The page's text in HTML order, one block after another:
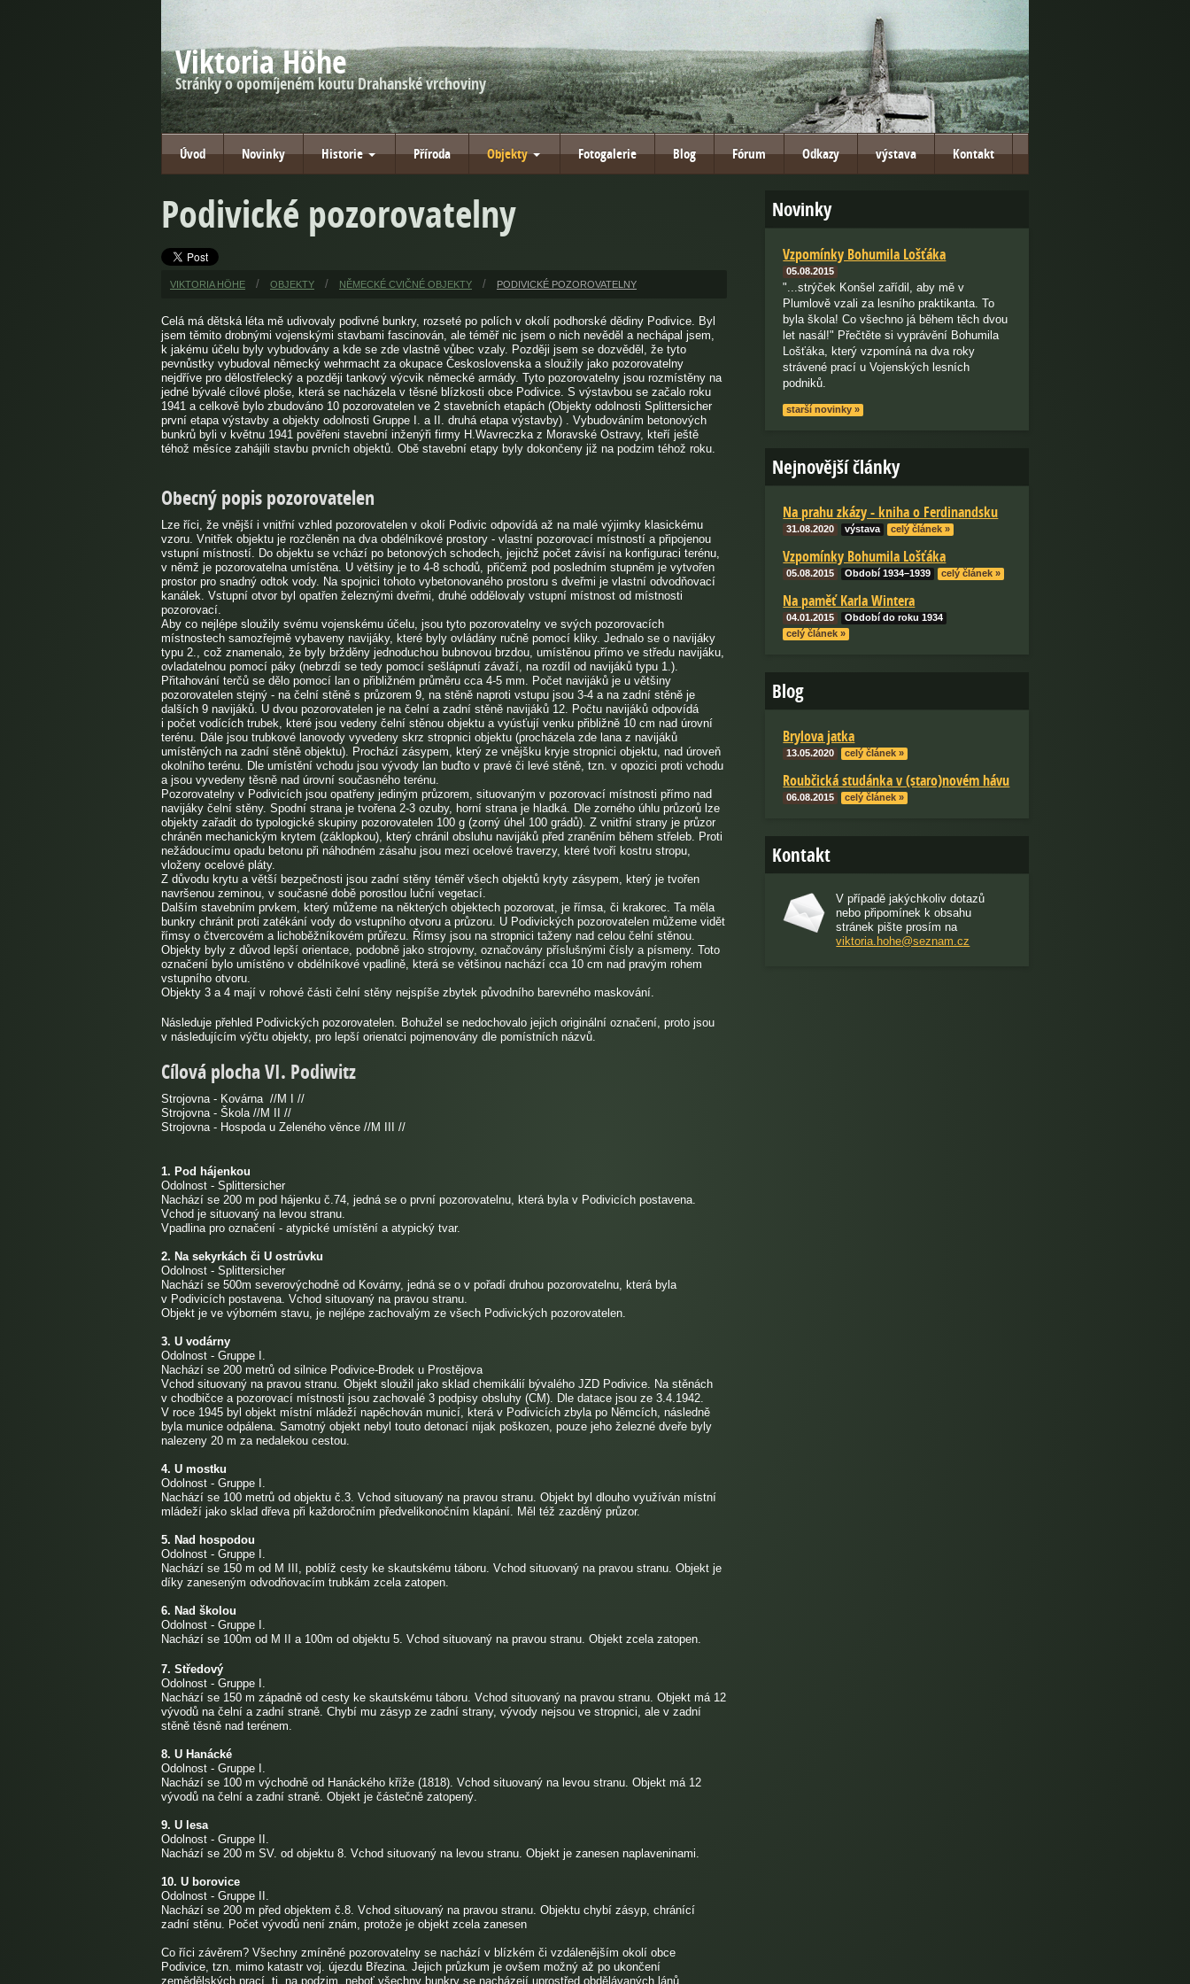
Viktoria Höhe
Stránky o opomíjeném koutu Drahanské vrchoviny
Úvod Novinky Historie Příroda Objekty Fotogalerie Blog Fórum Odkazy výstava Kontakt
Podivické pozorovatelny
VIKTORIA HÖHE OBJEKTY NĚMECKÉ CVIČNÉ OBJEKTY PODIVICKÉ POZOROVATELNY
Celá má dětská léta mě udivovaly podivné bunkry, rozseté po polích v okolí podhorské dědiny Podivice. Byl
jsem těmito drobnými vojenskými stavbami fascinován, ale téměř nic jsem o nich nevěděl a nechápal jsem,
k jakému účelu byly vybudovány a kde se zde vlastně vůbec vzaly. Později jsem se dozvěděl, že tyto
pevnůstky vybudoval německý wehrmacht za okupace Československa a sloužily jako pozorovatelny
nejdříve pro dělostřelecký a později tankový výcvik německé armády. Tyto pozorovatelny jsou rozmístěny na
jedné bývalé cílové ploše, která se nacházela v těsné blízkosti obce Podivice. S výstavbou se začalo roku
1941 a celkově bylo zbudováno 10 pozorovatelen ve 2 stavebních etapách (Objekty odolnosti Splittersicher
první etapa výstavby a objekty odolnosti Gruppe I. a II. druhá etapa výstavby) . Vybudováním betonových
bunkrů byli v květnu 1941 pověřeni stavební inženýři firmy H.Wavreczka z Moravské Ostravy, kteří ještě
téhož měsíce zahájili stavbu prvních objektů. Obě stavební etapy byly dokončeny již na podzim téhož roku.
Obecný popis pozorovatelen
Lze říci, že vnější i vnitřní vzhled pozorovatelen v okolí Podivic odpovídá až na malé výjimky klasickému
vzoru. Vnitřek objektu je rozčleněn na dva obdélníkové prostory - vlastní pozorovací místností a připojenou
vstupní místností. Do objektu se vchází po betonových schodech, jejichž počet závisí na konfiguraci terénu,
v němž je pozorovatelna umístěna. U většiny je to 4-8 schodů, přičemž pod posledním stupněm je vytvořen
prostor pro snadný odtok vody. Na spojnici tohoto vybetonovaného prostoru s dveřmi je vlastní odvodňovací
kanálek. Vstupní otvor byl opatřen železnými dveřmi, druhé oddělovaly vstupní místnost od místnosti
pozorovací.
Aby co nejlépe sloužily svému vojenskému účelu, jsou tyto pozorovatelny ve svých pozorovacích
místnostech samozřejmě vybaveny navijáky, které byly ovládány ručně pomocí kliky. Jednalo se o navijáky
typu 2., což znamenalo, že byly bržděny jednoduchou bubnovou brzdou, umístěnou přímo ve středu navijáku,
ovladatelnou pomocí páky (nebrzdí se tedy pomocí sešlápnutí závaží, na rozdíl od navijáků typu 1.).
Přitahování terčů se dělo pomocí lan o přibližném průměru cca 4-5 mm. Počet navijáků je u většiny
pozorovatelen stejný - na čelní stěně s průzorem 9, na stěně naproti vstupu jsou 3-4 a na zadní stěně je
dalších 9 navijáků. U dvou pozorovatelen je na čelní a zadní stěně navijáků 12. Počtu navijáků odpovídá
i počet vodících trubek, které jsou vedeny čelní stěnou objektu a vyúsťují venku přibližně 10 cm nad úrovní
terénu. Dále jsou trubkové lanovody vyvedeny skrz stropnici objektu (procházela zde lana z navijáků
umístěných na zadní stěně objektu). Prochází zásypem, který ze vnějšku kryje stropnici objektu, nad úroveň
okolního terénu. Dle umístění vchodu jsou vývody lan buďto v pravé či levé stěně, tzn. v opozici proti vchodu
a jsou vyvedeny těsně nad úrovní současného terénu.
Pozorovatelny v Podivicích jsou opatřeny jediným průzorem, situovaným v pozorovací místnosti přímo nad
navijáky čelní stěny. Spodní strana je tvořena 2-3 ozuby, horní strana je hladká. Dle zorného úhlu průzorů lze
objekty zařadit do typologické skupiny pozorovatelen 100 g (zorný úhel 100 grádů). Z vnitřní strany je průzor
chráněn mechanickým krytem (záklopkou), který chránil obsluhu navijáků před zraněním během střeleb. Proti
nežádoucímu opadu betonu při náhodném zásahu jsou mezi ocelové traverzy, které tvoří kostru stropu,
vloženy ocelové pláty.
Z důvodu krytu a větší bezpečnosti jsou zadní stěny téměř všech objektů kryty zásypem, který je tvořen
navršenou zeminou, v současné době porostlou luční vegetací.
Dalším stavebním prvkem, který můžeme na některých objektech pozorovat, je římsa, či krakorec. Ta měla
bunkry chránit proti zatékání vody do vstupního otvoru a průzoru. U Podivických pozorovatelen můžeme vidět
římsy o čtvercovém a lichoběžníkovém průřezu. Římsy jsou na stropnici taženy nad celou čelní stěnou.
Objekty byly z důvod lepší orientace, podobně jako strojovny, označovány příslušnými čísly a písmeny. Toto
označení bylo umístěno v obdélníkové vpadlině, která se většinou nachází cca 10 cm nad pravým rohem
vstupního otvoru.
Objekty 3 a 4 mají v rohové části čelní stěny nejspíše zbytek původního barevného maskování.
Následuje přehled Podivických pozorovatelen. Bohužel se nedochovalo jejich originální označení, proto jsou
v následujícím výčtu objekty, pro lepší orienatci pojmenovány dle pomístních názvů.
Cílová plocha VI. Podiwitz
Strojovna - Kovárna //M I //
Strojovna - Škola //M II //
Strojovna - Hospoda u Zeleného věnce //M III //
1. Pod hájenkou
Odolnost - Splittersicher
Nachází se 200 m pod hájenku č.74, jedná se o první pozorovatelnu, která byla v Podivicích postavena.
Vchod je situovaný na levou stranu.
Vpadlina pro označení - atypické umístění a atypický tvar.
2. Na sekyrkách či U ostrůvku
Odolnost - Splittersicher
Nachází se 500m severovýchodně od Kovárny, jedná se o v pořadí druhou pozorovatelnu, která byla
v Podivicích postavena. Vchod situovaný na pravou stranu.
Objekt je ve výborném stavu, je nejlépe zachovalým ze všech Podivických pozorovatelen.
3. U vodárny
Odolnost - Gruppe I.
Nachází se 200 metrů od silnice Podivice-Brodek u Prostějova
Vchod situovaný na pravou stranu. Objekt sloužil jako sklad chemikálií bývalého JZD Podivice. Na stěnách
v chodbičce a pozorovací místnosti jsou zachovalé 3 podpisy obsluhy (CM). Dle datace jsou ze 3.4.1942.
V roce 1945 byl objekt místní mládeží napěchován municí, která v Podivicích zbyla po Němcích, následně
byla munice odpálena. Samotný objekt nebyl touto detonací nijak poškozen, pouze jeho železné dveře byly
nalezeny 20 m za nedalekou cestou.
4. U mostku
Odolnost - Gruppe I.
Nachází se 100 metrů od objektu č.3. Vchod situovaný na pravou stranu. Objekt byl dlouho využíván místní
mládeží jako sklad dřeva při každoročním předvelikonočním klapání. Měl též zazděný průzor.
5. Nad hospodou
Odolnost - Gruppe I.
Nachází se 150 m od M III, poblíž cesty ke skautskému táboru. Vchod situovaný na pravou stranu. Objekt je
díky zaneseným odvodňovacím trubkám zcela zatopen.
6. Nad školou
Odolnost - Gruppe I.
Nachází se 100m od M II a 100m od objektu 5. Vchod situovaný na pravou stranu. Objekt zcela zatopen.
7. Středový
Odolnost - Gruppe I.
Nachází se 150 m západně od cesty ke skautskému táboru. Vchod situovaný na pravou stranu. Objekt má 12
vývodů na čelní a zadní straně. Chybí mu zásyp ze zadní strany, vývody nejsou ve stropnici, ale v zadní
stěně těsně nad terénem.
8. U Hanácké
Odolnost - Gruppe I.
Nachází se 100 m východně od Hanáckého kříže (1818). Vchod situovaný na levou stranu. Objekt má 12
vývodů na čelní a zadní straně. Objekt je částečně zatopený.
9. U lesa
Odolnost - Gruppe II.
Nachází se 200 m SV. od objektu 8. Vchod situovaný na levou stranu. Objekt je zanesen naplaveninami.
10. U borovice
Odolnost - Gruppe II.
Nachází se 200 m před objektem č.8. Vchod situovaný na pravou stranu. Objektu chybí zásyp, chránící
zadní stěnu. Počet vývodů není znám, protože je objekt zcela zanesen
Co říci závěrem? Všechny zmíněné pozorovatelny se nachází v blízkém či vzdálenějším okolí obce
Podivice, tzn. mimo katastr voj. újezdu Březina. Jejich průzkum je ovšem možný až po ukončení
zemědělských prací, tj. na podzim, neboť všechny bunkry se nacházejí uprostřed obdělávaných lánů.
Novinky
Vzpomínky Bohumila Lošťáka
05.08.2015
"...strýček Konšel zařídil, aby mě v
Plumlově vzali za lesního praktikanta. To
byla škola! Co všechno já během těch dvou
let nasál!" Přečtěte si vyprávění Bohumila
Lošťáka, který vzpomíná na dva roky
strávené prací u Vojenských lesních
podniků.
starší novinky »
Nejnovější články
Na prahu zkázy - kniha o Ferdinandsku
31.08.2020 výstava celý článek »
Vzpomínky Bohumila Lošťáka
05.08.2015 Období 1934–1939 celý článek »
Na paměť Karla Wintera
04.01.2015
Období do roku 1934
celý článek »
Blog
Brylova jatka
13.05.2020 celý článek »
Roubčická studánka v (staro)novém hávu
06.08.2015 celý článek »
Kontakt
V případě jakýchkoliv dotazů
nebo připomínek k obsahu
stránek pište prosím na
viktoria.hohe@seznam.cz